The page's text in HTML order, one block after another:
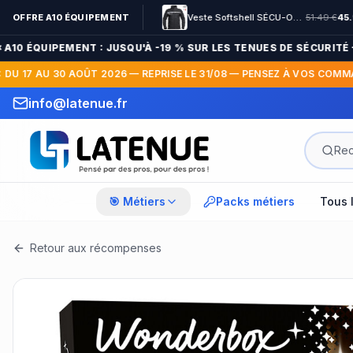
OFFRE A10 ÉQUIPEMENT
79.99€65.99€ -18% Veste Softshell SÉCU-ONE HV-TAPE Sécurité Privée noir 51.49€45.99€ -
ÉQUIPEMENT : JUSQU'À -19 % SUR LES TENUES DE SÉCURITÉ
17 AU 30 AOÛT 2026 — REPRISE LE 31/08 — PENSEZ À VOS
info@latenue.fr
🎯 Métiers Packs métiers Tous
Retour aux récompenses